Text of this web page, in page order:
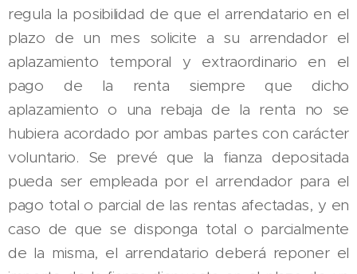
regula la posibilidad de que el arrendatario en el
plazo de un mes solicite a su arrendador el
aplazamiento temporal y extraordinario en el
pago de la renta siempre que dicho
aplazamiento o una rebaja de la renta no se
hubiera acordado por ambas partes con carácter
voluntario. Se prevé que la fianza depositada
pueda ser empleada por el arrendador para el
pago total o parcial de las rentas afectadas, y en
caso de que se disponga total o parcialmente
de la misma, el arrendatario deberá reponer el